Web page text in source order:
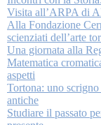
Visita all’ARPA di
Alla Fondazione
scienziati dell’arte
Una giornata alla
Matematica
aspetti
Tortona: uno
antiche
Studiare il passato